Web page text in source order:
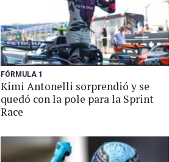
FÓRMULA 1
Kimi Antonelli sorprendió y se
quedó con la pole para la Sprint
Race